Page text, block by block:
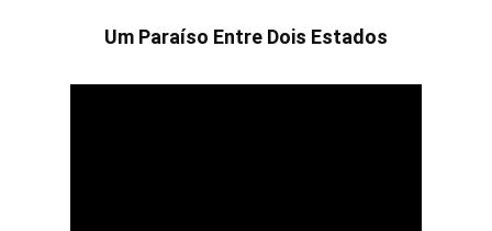
Um Paraíso Entre Dois Estados